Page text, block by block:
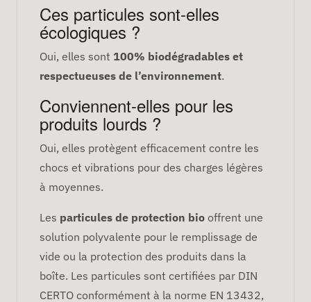
Ces particules sont-elles
écologiques ?
Oui, elles sont 100% biodégradables et
respectueuses de l’environnement.
Conviennent-elles pour les
produits lourds ?
Oui, elles protègent efficacement contre les
chocs et vibrations pour des charges légères
à moyennes.
Les particules de protection bio offrent une
solution polyvalente pour le remplissage de
vide ou la protection des produits dans la
boîte. Les particules sont certifiées par DIN
CERTO conformément à la norme EN 13432,